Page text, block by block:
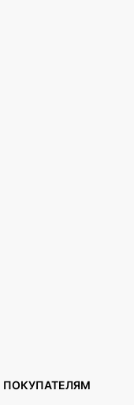
ПОКУПАТЕЛЯМ